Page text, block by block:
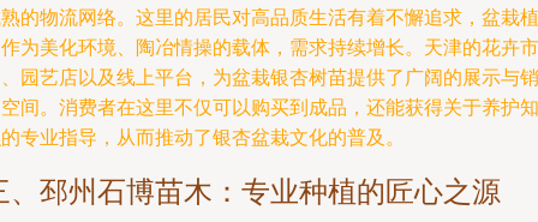
的物流网络。这里的居民对高品质生活有着不懈追求，盆栽植
为美化环境、陶冶情操的载体，需求持续增长。天津的花卉市
园艺店以及线上平台，为盆栽银杏树苗提供了广阔的展示与销
间。消费者在这里不仅可以购买到成品，还能获得关于养护知
专业指导，从而推动了银杏盆栽文化的普及。
、邳州石博苗木：专业种植的匠心之源